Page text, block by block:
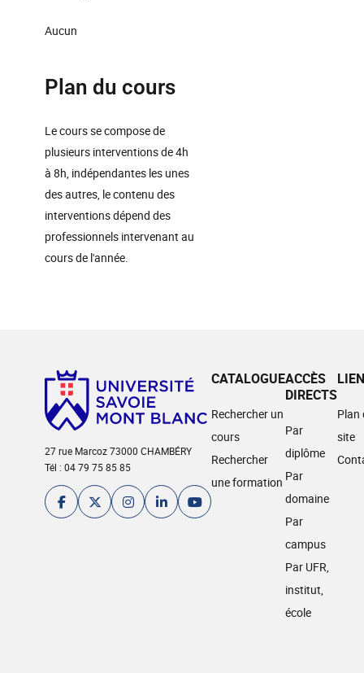
Aucun
Plan du cours
Le cours se compose de
plusieurs interventions de 4h
à 8h, indépendantes les unes
des autres, le contenu des
interventions dépend des
professionnels intervenant au
cours de l'année.
27 rue Marcoz 73000 CHAMBÉRY
Tél : 04 79 75 85 85
CATALOGUE
Rechercher un
cours
Rechercher
une formation
ACCÈS
DIRECTS
Par
diplôme
Par
domaine
Par
campus
Par UFR,
institut,
école
Plan
site